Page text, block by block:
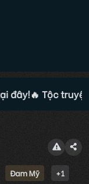
đây!🔥 Tộc truyện
Đam Mỹ +1